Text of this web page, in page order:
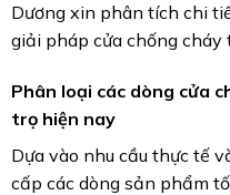
Dương xin phân tích chi
giải pháp cửa chống cháy
Phân loại các dòng cửa
trọ hiện nay
Dựa vào nhu cầu thực tế
cấp các dòng sản phẩm